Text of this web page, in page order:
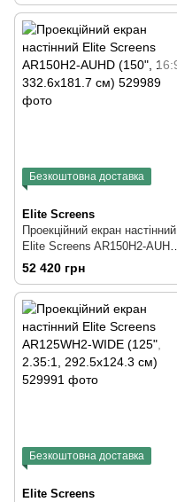
Безкоштовна доставка
Elite Screens
Проекційний екран настінний
Elite Screens AR150H2-AUHD
(150", 16:9, 332.6x181.7 см)
52 420 грн
Безкоштовна доставка
Elite Screens